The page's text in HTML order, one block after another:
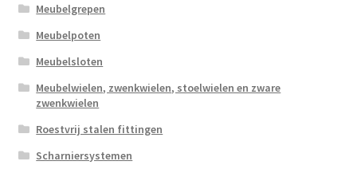
Meubelgrepen
Meubelpoten
Meubelsloten
Meubelwielen, zwenkwielen, stoelwielen en zware
zwenkwielen
Roestvrij stalen fittingen
Scharniersystemen